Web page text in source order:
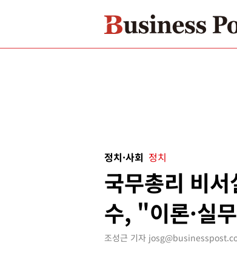
정치·사회 정치
국무총리 비
수, "이론·실
조성근 기자